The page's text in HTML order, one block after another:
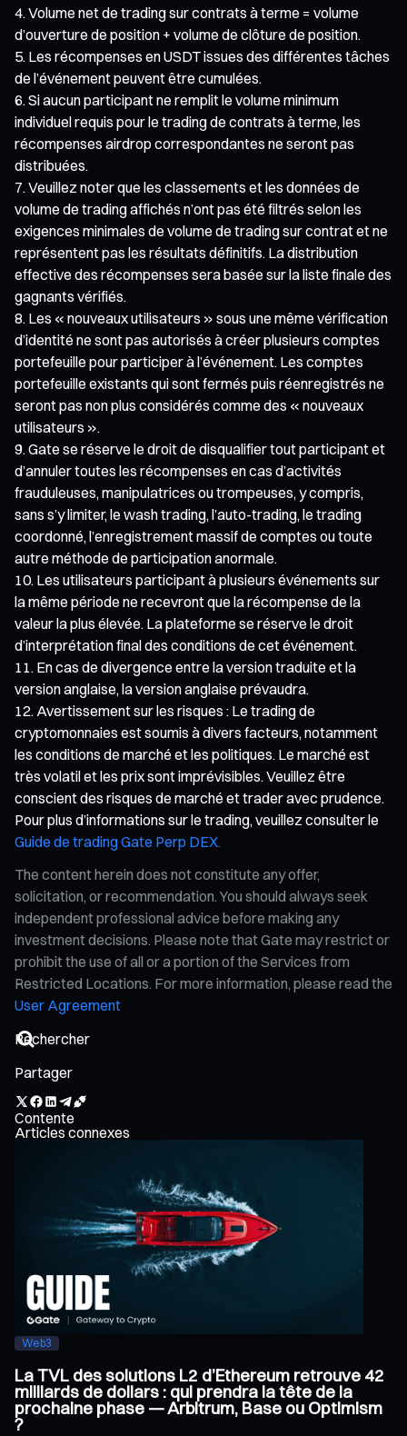
Volume net de trading sur contrats à terme = volume
d’ouverture de position + volume de clôture de position.
Les récompenses en USDT issues des différentes tâches
de l’événement peuvent être cumulées.
Si aucun participant ne remplit le volume minimum
individuel requis pour le trading de contrats à terme, les
récompenses airdrop correspondantes ne seront pas
distribuées.
Veuillez noter que les classements et les données de
volume de trading affichés n’ont pas été filtrés selon les
exigences minimales de volume de trading sur contrat et ne
représentent pas les résultats définitifs. La distribution
effective des récompenses sera basée sur la liste finale des
gagnants vérifiés.
Les « nouveaux utilisateurs » sous une même vérification
d’identité ne sont pas autorisés à créer plusieurs comptes
portefeuille pour participer à l’événement. Les comptes
portefeuille existants qui sont fermés puis réenregistrés ne
seront pas non plus considérés comme des « nouveaux
utilisateurs ».
Gate se réserve le droit de disqualifier tout participant et
d’annuler toutes les récompenses en cas d’activités
frauduleuses, manipulatrices ou trompeuses, y compris,
sans s’y limiter, le wash trading, l’auto-trading, le trading
coordonné, l’enregistrement massif de comptes ou toute
autre méthode de participation anormale.
Les utilisateurs participant à plusieurs événements sur
la même période ne recevront que la récompense de la
valeur la plus élevée. La plateforme se réserve le droit
d’interprétation final des conditions de cet événement.
En cas de divergence entre la version traduite et la
version anglaise, la version anglaise prévaudra.
Avertissement sur les risques : Le trading de
cryptomonnaies est soumis à divers facteurs, notamment
les conditions de marché et les politiques. Le marché est
très volatil et les prix sont imprévisibles. Veuillez être
conscient des risques de marché et trader avec prudence.
Pour plus d’informations sur le trading, veuillez consulter le
Guide de trading Gate Perp DEX.
The content herein does not constitute any offer,
solicitation, or recommendation. You should always seek
independent professional advice before making any
investment decisions. Please note that Gate may restrict or
prohibit the use of all or a portion of the Services from
Restricted Locations. For more information, please read the
User Agreement
Partager
Contente
Articles connexes
Web3
La TVL des solutions L2 d’Ethereum retrouve 42
milliards de dollars : qui prendra la tête de la
prochaine phase — Arbitrum, Base ou Optimism
?